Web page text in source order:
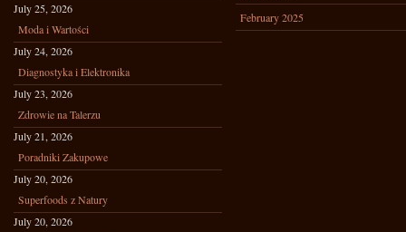
July 25, 2026
Moda i Wartości
July 24, 2026
Diagnostyka i Elektronika
July 23, 2026
Zdrowie na Talerzu
July 21, 2026
Poradniki Zakupowe
July 20, 2026
Superfoods z Natury
July 20, 2026
February 2025